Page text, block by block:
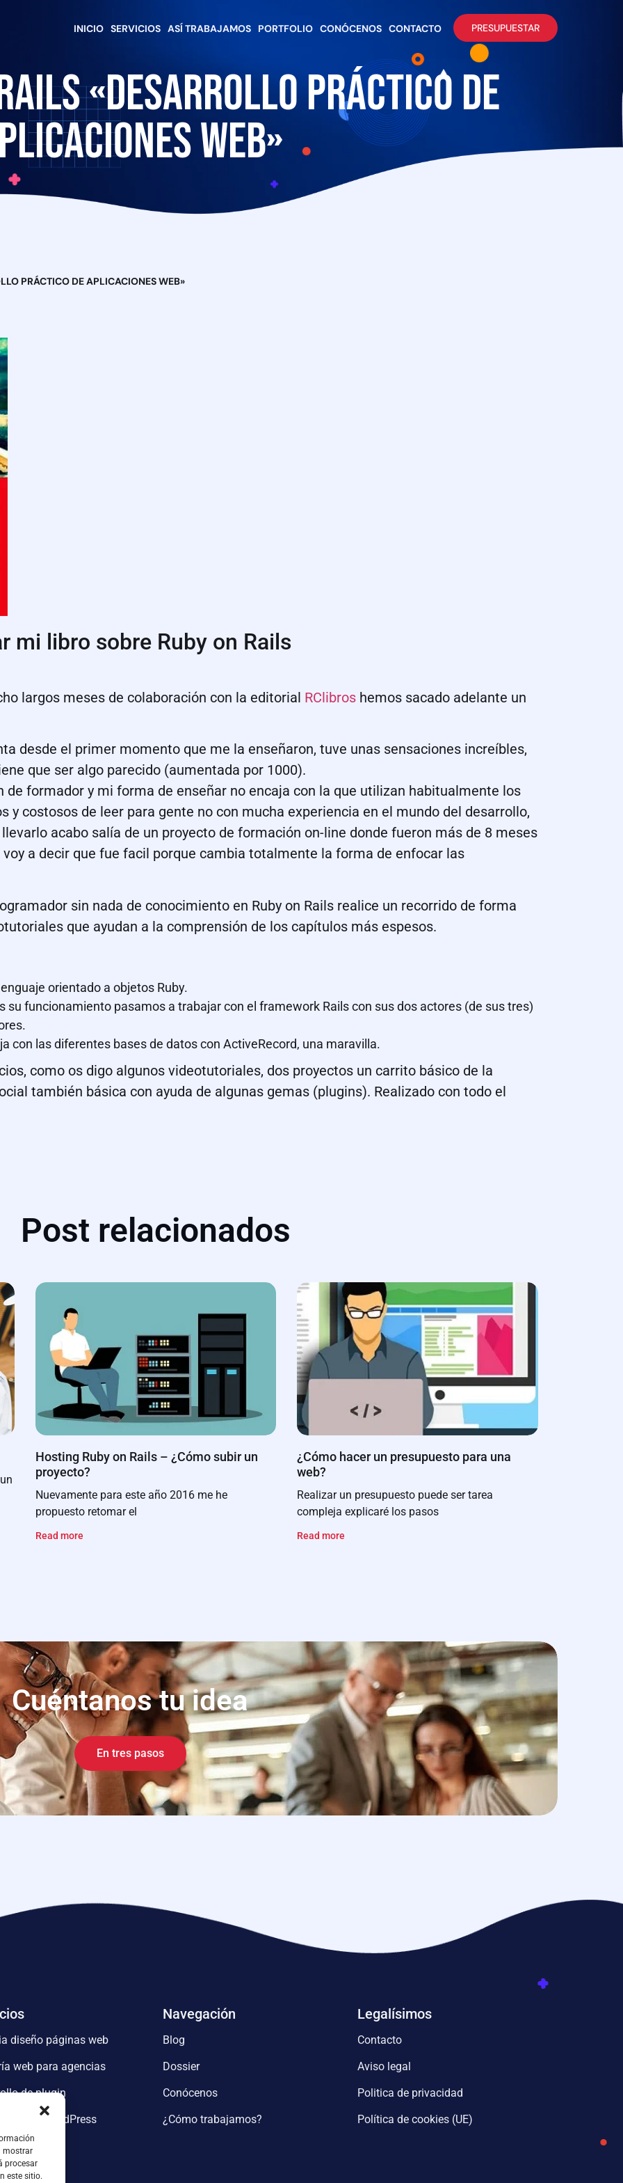
mostrar
procesar
este sitio.
INICIO SERVICIOS ASÍ TRABAJAMOS PORTFOLIO CONÓCENOS CONTACTO PRESUPUESTAR
«Desarrollo práctico de
Web»
PRÁCTICO DE APLICACIONES WEB»
mi libro sobre Ruby on Rails
largos meses de colaboración con la editorial RClibros hemos sacado adelante un
desde el primer momento que me la enseñaron, tuve unas sensaciones increíbles,
que ser algo parecido (aumentada por 1000).
de formador y mi forma de enseñar no encaja con la que utilizan habitualmente los
y costosos de leer para gente no con mucha experiencia en el mundo del desarrollo,
acabo salía de un proyecto de formación on-line donde fueron más de 8 meses
a decir que fue facil porque cambia totalmente la forma de enfocar las
sin nada de conocimiento en Ruby on Rails realice un recorrido de forma
que ayudan a la comprensión de los capítulos más espesos.
orientado a objetos Ruby.
su funcionamiento pasamos a trabajar con el framework Rails con sus dos actores (de sus tres)
con las diferentes bases de datos con ActiveRecord, una maravilla.
como os digo algunos videotutoriales, dos proyectos un carrito básico de la
también básica con ayuda de algunas gemas (plugins). Realizado con todo el
Post relacionados
Hosting Ruby on Rails – ¿Cómo subir un
proyecto?
Nuevamente para este año 2016 me he
propuesto retomar el
Read more
¿Cómo hacer un presupuesto para una
web?
Realizar un presupuesto puede ser tarea
compleja explicaré los pasos
Read more
Cuéntanos tu idea
En tres pasos
diseño páginas web
web para agencias
de plugin
web WordPress
Navegación
Blog
Dossier
Conócenos
¿Cómo trabajamos?
Legalísimos
Contacto
Aviso legal
Politica de privacidad
Política de cookies (UE)